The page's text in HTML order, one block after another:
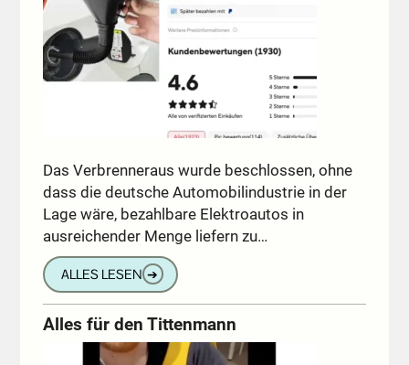
Das Verbrenneraus wurde beschlossen, ohne
dass die deutsche Automobilindustrie in der
Lage wäre, bezahlbare Elektroautos in
ausreichender Menge liefern zu…
ALLES LESEN ➔
Alles für den Tittenmann